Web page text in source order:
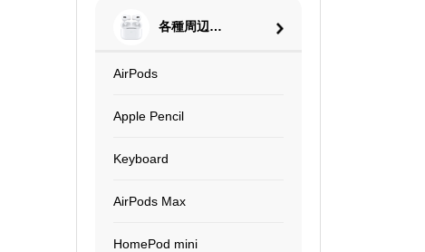
各種周辺機
AirPods
Apple Pencil
Keyboard
AirPods Max
HomePod mini